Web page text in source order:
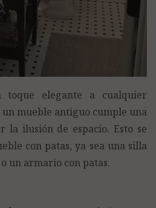
toque elegante a cualquier
mueble antiguo cumple una
la ilusión de espacio. Esto se
con patas, ya sea una silla
un armario con patas.